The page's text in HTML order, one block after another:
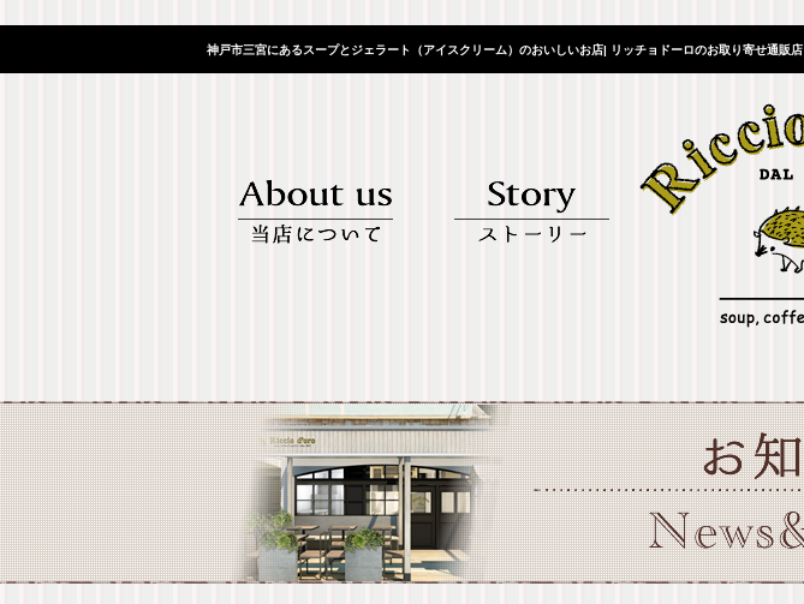
神戸市三宮にあるスープとジェラート（アイスクリーム）のおいしいお店| リッチョドーロのお取り寄せ通販店